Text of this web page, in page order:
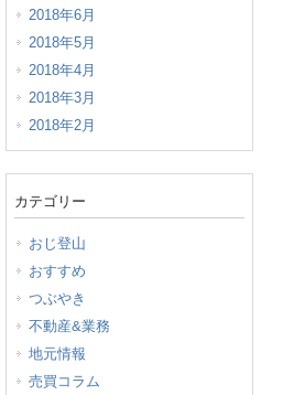
2018年6月
2018年5月
2018年4月
2018年3月
2018年2月
カテゴリー
おじ登山
おすすめ
つぶやき
不動産&業務
地元情報
売買コラム